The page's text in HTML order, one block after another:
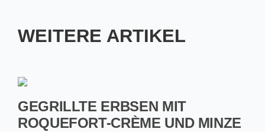
WEITERE ARTIKEL
GEGRILLTE ERBSEN MIT
ROQUEFORT-CRÈME UND MINZE